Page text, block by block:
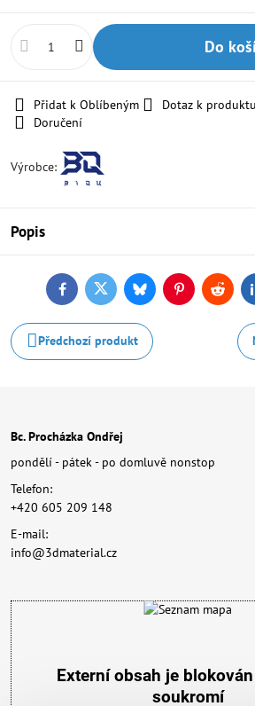
Do
Přidat k Oblíbeným Dotaz k produktu
Doručení
Výrobce:
Popis
FacebookTwitterBlueskyPinterestReddit
Předchozí produkt
Bc. Procházka Ondřej
pondělí - pátek - po domluvě nonstop
Telefon:
+420 605 209 148
E-mail:
info@3dmaterial.cz
Externí obsah je
soukromí